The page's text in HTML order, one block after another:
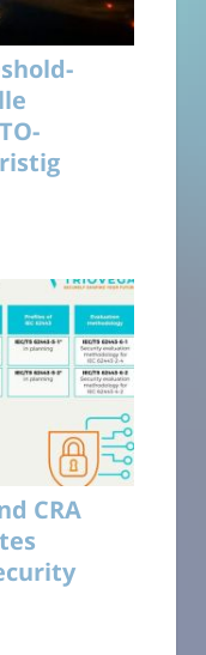
CRA